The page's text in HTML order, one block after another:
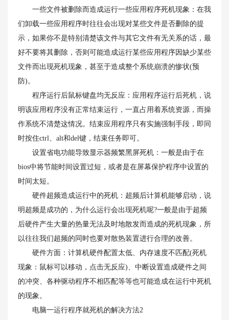
一些文件被删除而造成运行一些应用程序死机现象：在我
们卸载一些应用程序时往往会出现对某些文件是否删除的提
示，如果你不是特别清楚该文件与其它文件有无关系的话，最
好不要将其删除，否则可能造成运行某些应用程序因缺少某些
文件而出现死机现象，甚至于造成整个系统崩溃的惨状(预
防)。
程序运行后鼠标键盘均无反应：应用程序运行后死机，说
明该应用程序没有正常结束运行，一直占用着系统资源，而操
作系统不清楚这情况。结束应用程序只有实施强制手段，即同
时按住ctrl、alt和del键，结束任务即可。
设置省电功能导致显示器频繁黑屏死机：一般是由于在
bios中将节能时间设置过短，或者是在屏幕保护程序中设置的
时间太短。
硬件超频造成运行中的死机：超频后计算机能够启动，说
明超频是成功的，为什么运行会出现死机呢?一般是由于超频
后硬件产生大量的热量无法及时地散发而造成的死机现象，所
以往往我们超频的同时也要对散热装置进行合理的改善。
硬件方面：计算机硬件配置太低、内存速度不匹配(死机
现象：鼠标可以移动，点击无反应)、中断设置造成硬件之间
的冲突、各种驱动程序不相匹配等等也可能造成在运行中死机
的现象。
电脑一运行程序就死机的解决方法2